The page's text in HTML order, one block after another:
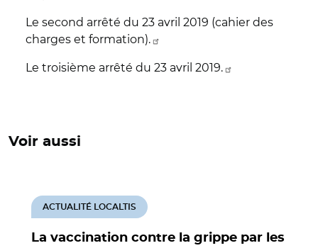
Le second arrêté du 23 avril 2019 (cahier des
charges et formation).
Le troisième arrêté du 23 avril 2019.
Voir aussi
La vaccination contre la grippe par les
ACTUALITÉ LOCALTIS